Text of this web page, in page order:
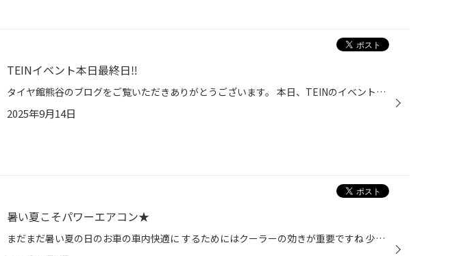
TEINイベント本日最終日‼️
タイヤ館熊谷のブログをご覧いただきありがとうございます。 本日、TEINのイベント最終日となっております！！ 足廻りの交換をご検討されている方、ぜひ御来店ください！ ご相談だけでも大歓迎です！デモカーもご用意してありますので、ご試乗もいただけます！！
2025年9月14日
暑い夏こそパワーエアコン★
まだまだ暑い夏の日のお車の車内快適に するためにはクーラーの効きが重要ですね 少しでも早く温度を下げたいですね そこでこちらの ワコーズパワーエアコンプラスを お試しくださいませ こちらは普通の冷媒だけでなく 独自の添加剤が入ってますので エアコンにやさしく作用します☆ ・エアコン使用...